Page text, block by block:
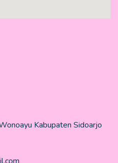
Kabupaten Sidoarjo